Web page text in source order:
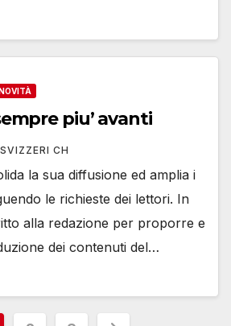
piu’ avanti
SVIZZERI CH
la sua diffusione ed amplia i
le richieste dei lettori. In
alla redazione per proporre e
dei contenuti del…